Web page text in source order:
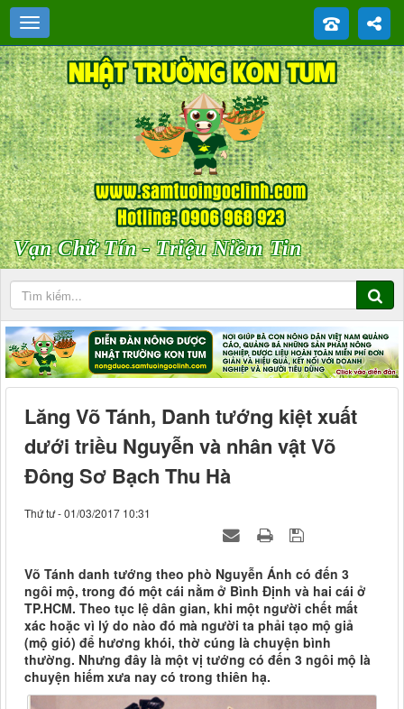
Vạn Chữ Tín - Triệu Niềm Tin
Lăng Võ Tánh, Danh tướng kiệt xuất
dưới triều Nguyễn và nhân vật Võ
Đông Sơ Bạch Thu Hà
Thứ tư - 01/03/2017 10:31
Võ Tánh danh tướng theo phò Nguyễn Ánh có đến 3
ngôi mộ, trong đó một cái nằm ở Bình Định và hai cái ở
TP.HCM. Theo tục lệ dân gian, khi một người chết mất
xác hoặc vì lý do nào đó mà người ta phải tạo mộ giả
(mộ gió) để hương khói, thờ cúng là chuyện bình
thường. Nhưng đây là một vị tướng có đến 3 ngôi mộ là
chuyện hiếm xưa nay có trong thiên hạ.